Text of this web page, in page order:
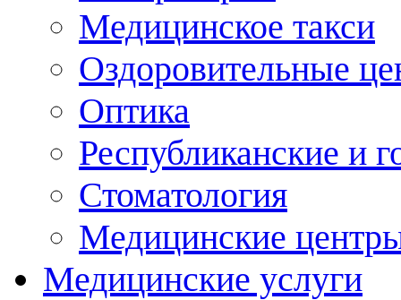
Медицинское такси
Оздоровительные
Оптика
Республиканские и
Стоматология
Медицинские
Медицинские услуги